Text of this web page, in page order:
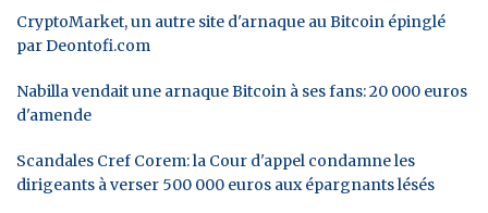
CryptoMarket, un autre site d'arnaque au Bitcoin épinglé
par Deontofi.com
Nabilla vendait une arnaque Bitcoin à ses fans: 20 000 euros
d'amende
Scandales Cref Corem: la Cour d'appel condamne les
dirigeants à verser 500 000 euros aux épargnants lésés